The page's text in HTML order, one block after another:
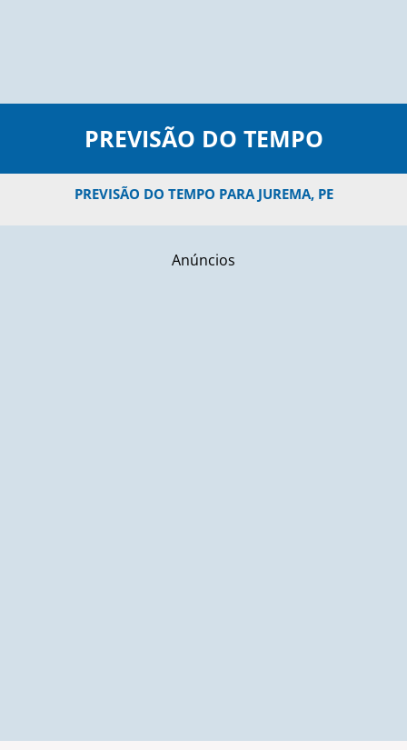
PREVISÃO DO TEMPO
PREVISÃO DO TEMPO PARA JUREMA, PE
Anúncios